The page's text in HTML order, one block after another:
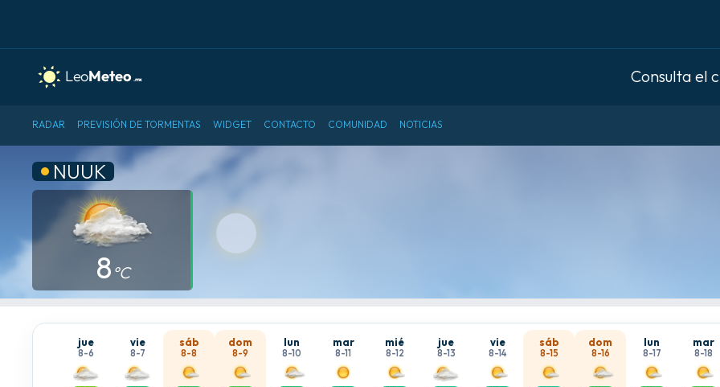
Consulta el
RADAR PREVISIÓN DE TORMENTAS WIDGET CONTACTO COMUNIDAD NOTICIAS
NUUK
8 °C
jue
8-6
vie
8-7
sáb
8-8
dom
8-9
lun
8-10
mar
8-11
mié
8-12
jue
8-13
vie
8-14
sáb
8-15
dom
8-16
lun
8-17
mar
8-18